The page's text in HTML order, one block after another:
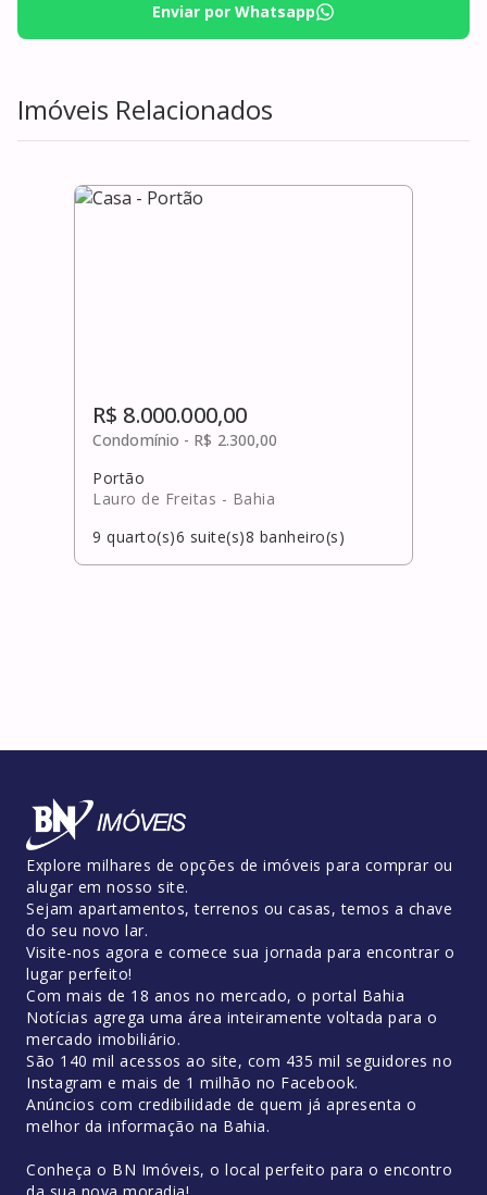
Enviar por Whatsapp
Imóveis Relacionados
R$ 8.000.000,00
Condomínio - R$ 2.300,00
Portão
Lauro de Freitas - Bahia
9 quarto(s)6 suite(s)8 banheiro(s)
Explore milhares de opções de imóveis para comprar ou
alugar em nosso site.
Sejam apartamentos, terrenos ou casas, temos a chave
do seu novo lar.
Visite-nos agora e comece sua jornada para encontrar o
lugar perfeito!
Com mais de 18 anos no mercado, o portal Bahia
Notícias agrega uma área inteiramente voltada para o
mercado imobiliário.
São 140 mil acessos ao site, com 435 mil seguidores no
Instagram e mais de 1 milhão no Facebook.
Anúncios com credibilidade de quem já apresenta o
melhor da informação na Bahia.
Conheça o BN Imóveis, o local perfeito para o encontro